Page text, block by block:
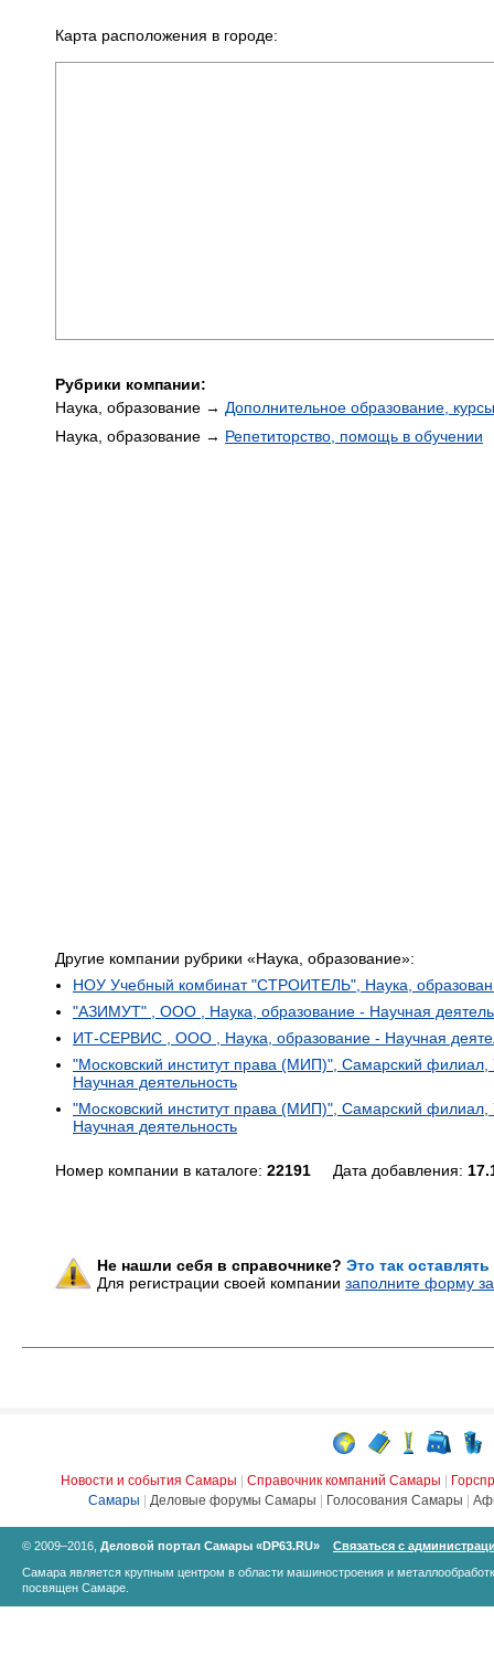
Карта расположения в городе:
Рубрики компании:
Наука, образование → Дополнительное образование, курсы
Наука, образование → Репетиторство, помощь в обучении
Другие компании рубрики «Наука, образование»:
НОУ Учебный комбинат "СТРОИТЕЛЬ", Наука,
"АЗИМУТ" , ООО , Наука, образование - Научная
ИТ-СЕРВИС , ООО , Наука, образование - Научная
"Московский институт права (МИП)", Самарский
Научная деятельность
"Московский институт права (МИП)", Самарский
Научная деятельность
Номер компании в каталоге: 22191 Дата добавления:
Не нашли себя в справочнике? Это так
Для регистрации своей компании заполните форму
Новости и события Самары Справочник компаний Самары
Самары
Деловые форумы Самары Голосования Самары
© 2009–2016, Деловой портал Самары «DP63.RU»
Связаться с
Самара является крупным центром в области машиностроения и
посвящен Самаре.